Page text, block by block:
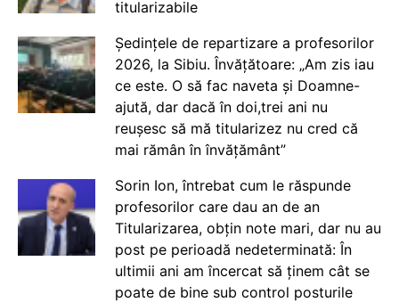
titularizabile
Ședințele de repartizare a profesorilor
2026, la Sibiu. Învățătoare: „Am zis iau
ce este. O să fac naveta și Doamne-
ajută, dar dacă în doi,trei ani nu
reușesc să mă titularizez nu cred că
mai rămân în învățământ”
Sorin Ion, întrebat cum le răspunde
profesorilor care dau an de an
Titularizarea, obțin note mari, dar nu au
post pe perioadă nedeterminată: În
ultimii ani am încercat să ținem cât se
poate de bine sub control posturile